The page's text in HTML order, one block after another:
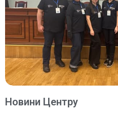
Новини Центру